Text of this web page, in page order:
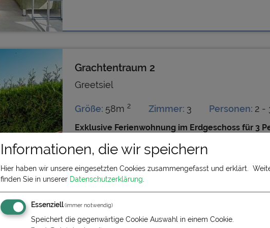
Grachtentraum 2
Greetsiel
Größe: 58m2 Zimmer: 3 Personen: 2 -
Exklusive Ferienwohnung im Erdgeschoss für 3
Die Ferienwohnung Grachtentraum 2 im
hochwertigen und modernen Ausstattung.
bieten ein besonderes Erscheinungsbild. Die
Informationen, die wir speichern
Hier haben wir unsere eingesetzten Cookies zusammengefasst und erklärt.
finden Sie in unserer Datenschutzerklärung
Essenziell(immer notwendig)
Speichert die gegenwärtige Cookie Auswahl in einem Cookie.